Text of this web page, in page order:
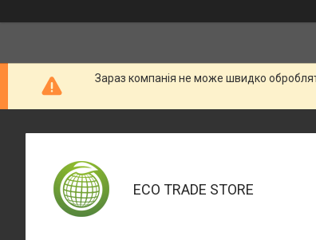
Зараз компанія не може швидко
ECO TRADE STORE